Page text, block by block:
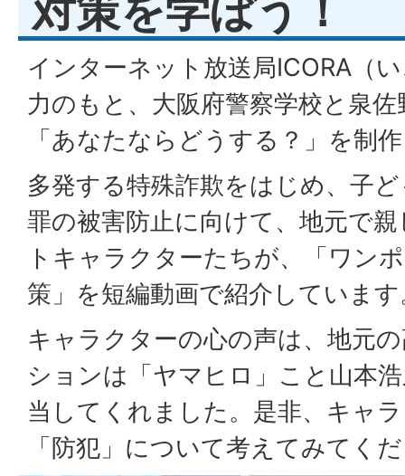
対策を学ぼう！
インターネット放送局ICORA（
力のもと、大阪府警察学校と泉
「あなたならどうする？」を制
多発する特殊詐欺をはじめ、子
罪の被害防止に向けて、地元で
トキャラクターたちが、「ワン
策」を短編動画で紹介しています
キャラクターの心の声は、地元
ションは「ヤマヒロ」こと山本
当してくれました。是非、キャ
「防犯」について考えてみてく